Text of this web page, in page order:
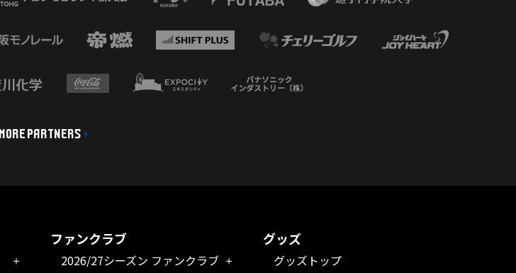
MORE PARTNERS
ファンクラブ
2026/27シーズン ファンクラブ
グッズ
グッズトップ